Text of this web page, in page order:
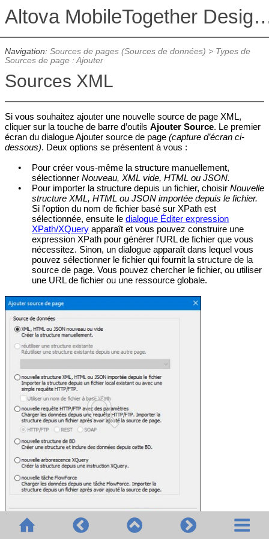
Altova
Navigation: Sources de pages (Sources de données) > Types de
Sources de page : Ajouter
Sources XML
Si vous souhaitez ajouter une nouvelle source de page XML,
cliquer sur la touche de barre d’outils Ajouter Source. Le premier
écran du dialogue Ajouter source de page (capture d’écran ci-
dessous). Deux options se présentent à vous :
•
Pour créer vous-même la structure manuellement,
sélectionnerNouveau, XML vide, HTML ou JSON.
•
Pour importer la structure depuis un fichier, choisirNouvelle
structure XML, HTML ou JSON importée depuis le fichier.
Si l'option du nom de fichier basé sur XPath est
sélectionnée, ensuite ledialogue Éditer expression
XPath/XQuery apparaît et vous pouvez construire une
expression XPath pour générer l'URL de fichier que vous
nécessitez. Sinon, un dialogue apparaît dans lequel vous
pouvez sélectionner le fichier qui fournit la structure de la
source de page. Vous pouvez chercher le fichier, ou utiliser
une URL de fichier ou une ressource globale.